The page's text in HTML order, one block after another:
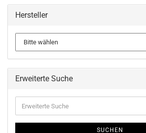
Hersteller
Erweiterte Suche
Suche
SUCHEN